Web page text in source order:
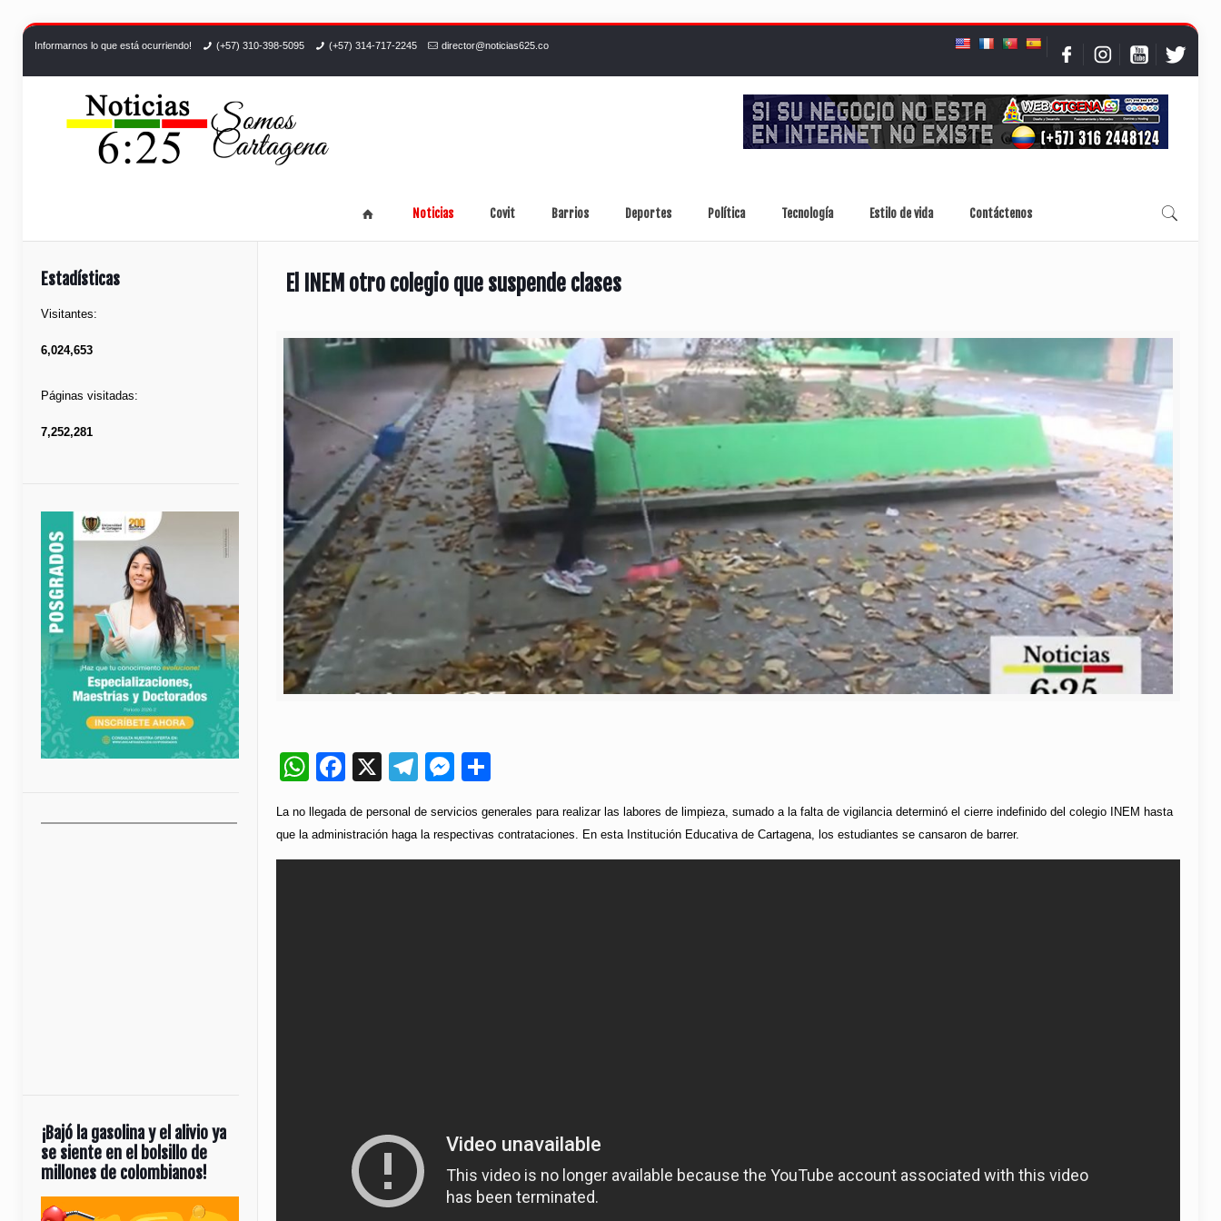
Informarnos lo que está ocurriendo! (+57) 310-398-5095 (+57) 314-717-2245 director@noticias625.co
Noticias Covit Barrios Deportes Política Tecnología Estilo de vida Contáctenos
El INEM otro colegio que suspende clases
WhatsApp
Facebook
X Telegram
Messenger
La no llegada de personal de servicios generales para realizar las labores de limpieza, sumado a la falta de vigilancia determinó el cierre indefinido del colegio INEM hasta
que la administración haga la respectivas contrataciones. En esta Institución Educativa de Cartagena, los estudiantes se cansaron de barrer.
Estadísticas
Visitantes:
6,024,653
Páginas visitadas:
7,252,281
¡Bajó la gasolina y el alivio ya
se siente en el bolsillo de
millones de colombianos!
Reproductor